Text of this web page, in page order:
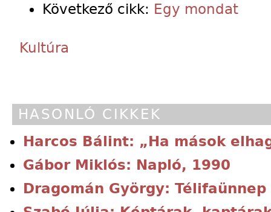
Következő cikk: Egy mondat
Kultúra
HASONLÓ CIKKEK
Harcos Bálint: „Ha mások
Gábor Miklós: Napló, 1990
Dragomán György: Télifaünnep